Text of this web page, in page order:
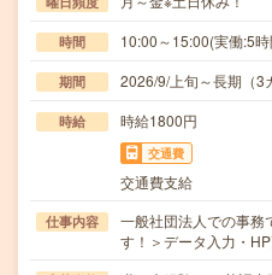
時間 10:00～15:00(実働:5
期間 2026/9/上旬～長期（
時給 時給1800円
交通費
交通費支給
仕事内容
一般社団法人での事務
す！＞データ入力・